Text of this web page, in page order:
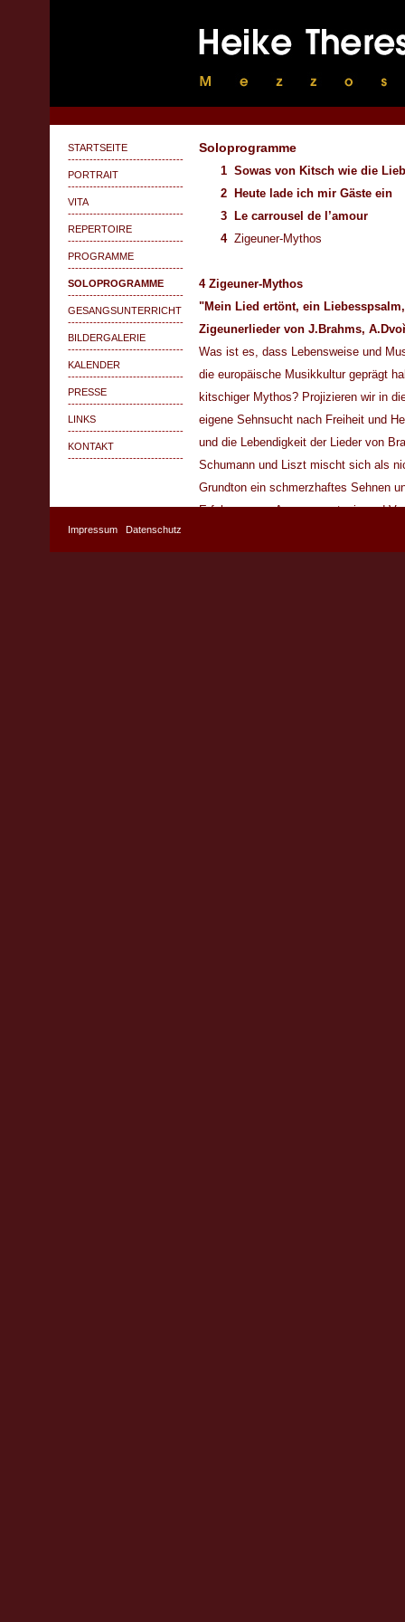
STARTSEITE
--------------------------------
PORTRAIT
--------------------------------
VITA
--------------------------------
REPERTOIRE
--------------------------------
PROGRAMME
--------------------------------
SOLOPROGRAMME
--------------------------------
GESANGSUNTERRICHT
--------------------------------
BILDERGALERIE
--------------------------------
KALENDER
--------------------------------
PRESSE
--------------------------------
LINKS
--------------------------------
KONTAKT
--------------------------------
Soloprogramme
1 Sowas von Kitsch wie die
2
Heute lade ich mir Gäste ein
3
Le carrousel de l’amour
4Zigeuner-Mythos
4 Zigeuner-Mythos
"Mein Lied ertönt, ein
Zigeunerlieder von J.Brahms,
Was ist es, dass Lebensweise und
die europäische Musikkultur geprägt
kitschiger Mythos? Projizieren wir in
eigene Sehnsucht nach Freiheit und
und die Lebendigkeit der Lieder von
Schumann und Liszt mischt sich als
Grundton ein schmerzhaftes Sehnen
Erfahrung von Ausgegrenztsein und
Impressum Datenschutz